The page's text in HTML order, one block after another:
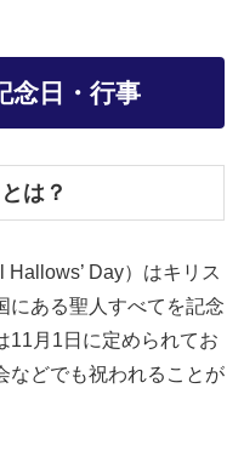
念日・行事
は？
Day）はキリス
にある聖人すべてを記念
11月1日に定められてお
などでも祝われることが